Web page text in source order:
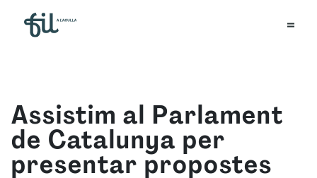
Assistim al Parlament
de Catalunya per
presentar propostes